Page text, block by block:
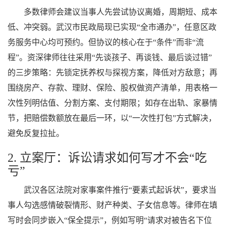
多数律师会建议当事人先尝试协议离婚，周期短、成本
低、冲突弱。武汉市民政局现已实现“全市通办”，任意区政
务服务中心均可预约。但协议的核心在于“条件”而非“流
程”。资深律师往往采用“先谈孩子、再谈钱、最后谈过错”
的三步策略：先锁定抚养权与探视方案，降低对方敌意；再
围绕房产、存款、理财、保险、股权做资产清单，用表格一
次性列明估值、分割方案、支付期限；如存在出轨、家暴情
节，把赔偿数额放在最后一环，以“一次性打包”方式解决，
避免反复拉扯。
2. 立案厅：诉讼请求如何写才不会“吃
亏”
武汉各区法院对家事案件推行“要素式起诉状”，要求当
事人勾选感情破裂情形、财产种类、子女信息等。律师在填
写时会同步嵌入“保全提示”，例如写明“请求对被告名下位